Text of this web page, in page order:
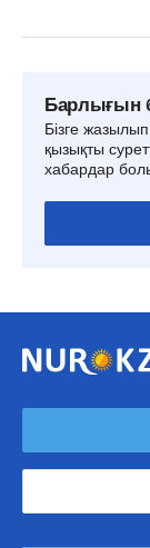
Барлығын
Бізге
қызықты
хабардар